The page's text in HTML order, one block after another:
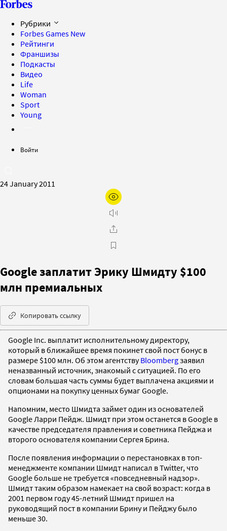
Рубрики
Forbes Games New
Рейтинги
Франшизы
Подкасты
Видео
Life
Woman
Sport
Young
Войти
24 January 2011
Google заплатит Эрику Шмидту $100
млн премиальных
Копировать ссылку
Google Inc. выплатит исполнительному директору,
который в ближайшее время покинет свой пост бонус в
размере $100 млн. Об этом агентствуBloombergзаявил
неназванный источник, знакомый с ситуацией. По его
словам большая часть суммы будет выплачена акциями и
опционами на покупку ценных бумаг Google.
Напомним, место Шмидта займет один из основателей
Google Ларри Пейдж. Шмидт при этом останется в Google в
качестве председателя правления и советника Пейджа и
второго основателя компании Сергея Брина.
После появления информации о перестановках в топ-
менеджменте компании Шмидт написал в Twitter, что
Google больше не требуется «повседневный надзор».
Шмидт таким образом намекает на свой возраст: когда в
2001 первом году 45-летний Шмидт пришел на
руководящий пост в компании Брину и Пейджу было
меньше 30.